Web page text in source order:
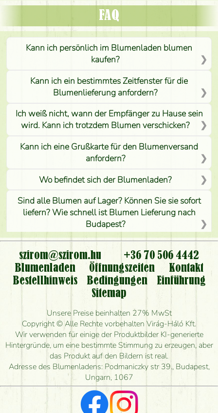
FAQ
Kann ich persönlich im Blumenladen blumen
kaufen?
Kann ich ein bestimmtes Zeitfenster für die
Blumenlieferung anfordern?
Ich weiß nicht, wann der Empfänger zu Hause sein
wird. Kann ich trotzdem Blumen verschicken?
Kann ich eine Grußkarte für den Blumenversand
anfordern?
Wo befindet sich der Blumenladen?
Sind alle Blumen auf Lager? Können Sie sie sofort
liefern? Wie schnell ist Blumen Lieferung nach
Budapest?
Ist der Blumenladen non stop geöffnet?
Kann ich den bestellten Blumenstrauß persönlich
nehmen oder nur per Blumenversand?
Ist eine Bestellung für ländliche Gebiete möglich?
Wie lange kann ich heute Blumen mit Lieferung
bestellen?
Wie schnell können Sie den Blumenstrauß
herstellen und wann können Sie ihn frühestens
liefern?
Ich suche rote Rosen, hast du welche?
szirom@szirom.hu
+36 70 506 4442
Blumenladen
Öffnungszeiten
Kontakt
Bestellhinweis
Bedingungen
Einführung
Sitemap
Unsere Preise beinhalten 27% MwSt
Copyright © Alle Rechte vorbehalten Virág-Háló Kft.
Wir verwenden für einige der Produktbilder KI-generierte
Hintergründe, um eine bestimmte Stimmung zu erzeugen, aber
das Produkt auf den Bildern ist real.
Adresse des Blumenladens: Podmaniczky str 39., Budapest,
Ungarn, 1067